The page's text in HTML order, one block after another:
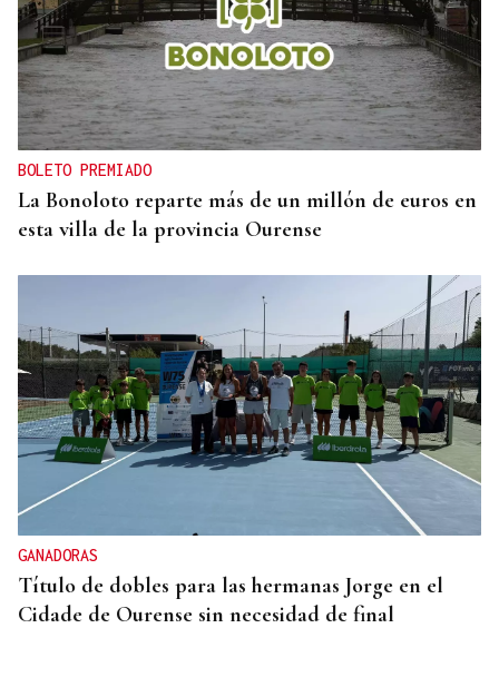
BOLETO PREMIADO
La Bonoloto reparte más de un millón de euros en
esta villa de la provincia Ourense
GANADORAS
Título de dobles para las hermanas Jorge en el
Cidade de Ourense sin necesidad de final